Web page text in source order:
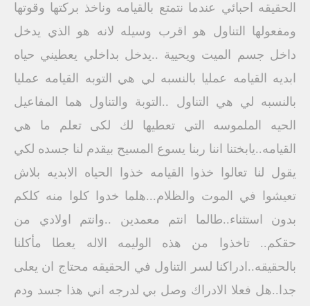
الحقيقه احبائي عندما نتمتع بالقيامه وناخذ بركتها وقوتها
ومفعولها التناول هو اقرب وسيله لانه هو الذي يدخل
داخل جسم الميت ويحيية ..يدخل بداخلي يعطيني حياه
ابديه القيامه عمليا بالنسبه لي هي التوبه القيامه عمليا
بالنسبه لي هي التناول ..التوبة والتناول هما المفاعيل
الحيه الملموسه التي تعطيها لك لكى تعلم ما هي
القيامه..يابختنا اننا ربنا يسوع المسيح بيقدم لنا جسده لكي
يقول لنا تعالوا خذوا القيامه خذوا الحياه الابديه بلاش
تعيشوا في الموت والظلام...هلما خدوا كلوا منه كلكم
بدون استثناء..طالما انتم معمدين ..وانتم اولادي من
حقكم.. تاخذوا من هذه الوليمه الاله يعطا مأكلنا
بالحقيقه..ادراكنا لسر التناول في الحقيقه محتاج ان يعلى
جدا..هل فعلا الادراك وصل بي لدرجه اني هذا جسد ودم